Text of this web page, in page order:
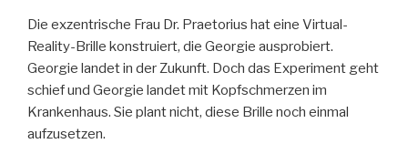
Die exzentrische Frau Dr. Praetorius hat eine Virtual-
Reality-Brille konstruiert, die Georgie ausprobiert.
Georgie landet in der Zukunft. Doch das Experiment geht
schief und Georgie landet mit Kopfschmerzen im
Krankenhaus. Sie plant nicht, diese Brille noch einmal
aufzusetzen.